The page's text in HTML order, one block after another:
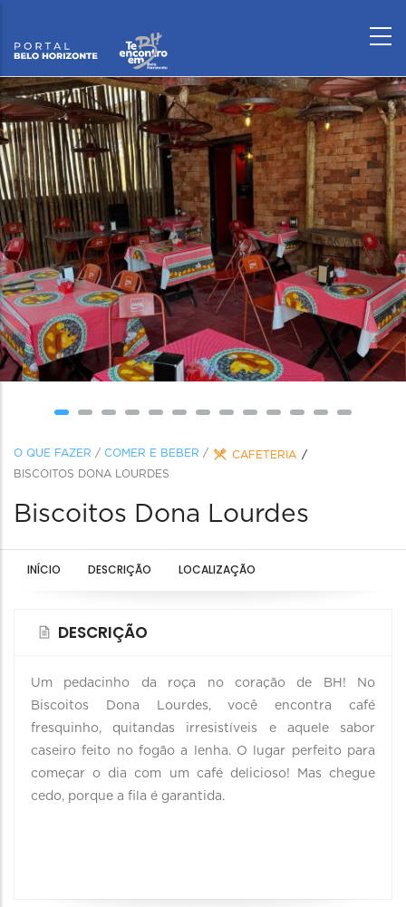
O QUE FAZER / COMER E BEBER /
CAFETERIA
BISCOITOS DONA LOURDES
Biscoitos Dona Lourdes
INÍCIO DESCRIÇÃO LOCALIZAÇÃO
DESCRIÇÃO
Um pedacinho da roça no coração de BH! No
Biscoitos Dona Lourdes, você encontra café
fresquinho, quitandas irresistíveis e aquele sabor
caseiro feito no fogão a lenha. O lugar perfeito para
começar o dia com um café delicioso! Mas chegue
cedo, porque a fila é garantida.